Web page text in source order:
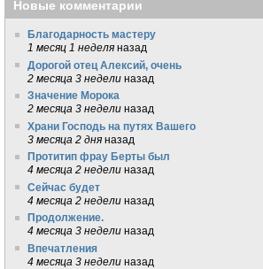
Новые комментарии
Благодарность мастеру
1 месяц 1 неделя назад
Дорогой отец Алексий, очень
2 месяца 3 недели назад
Значение Морока
2 месяца 3 недели назад
Храни Господь на путях Вашего
3 месяца 2 дня назад
Протитип фрау Берты был
4 месяца 2 недели назад
Сейчас будет
4 месяца 2 недели назад
Продолжение.
4 месяца 3 недели назад
Впечатления
4 месяца 3 недели назад